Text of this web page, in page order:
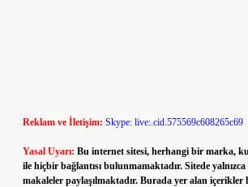
Reklam ve İletişim: Skype: live:.cid.575569c608265c69
Yasal Uyarı: Bu internet sitesi, herhangi bir marka,
ile hiçbir bağlantısı bulunmamaktadır. Sitede yalnızca
makaleler paylaşılmaktadır. Burada yer alan içerikler